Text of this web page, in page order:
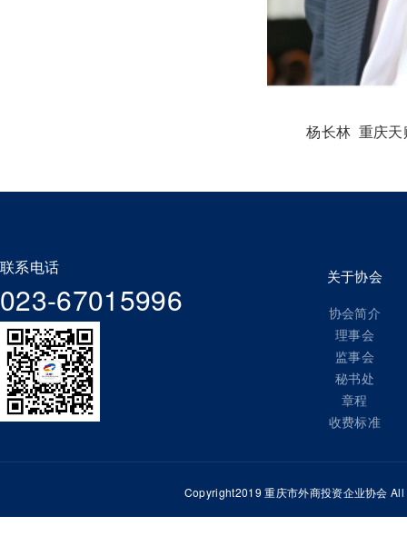
杨长林 重庆天赐
联系电话
023-67015996
关于协会
协会简介
理事会
监事会
秘书处
章程
收费标准
Copyright2019 重庆市外商投资企业协会
重庆百富工业有限公司